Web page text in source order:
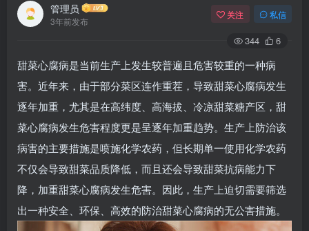
管理员
3年前发布
关注 私信
344 6
甜菜心腐病是当前生产上发生较普遍且危害较重的一种病
害。近年来，由于部分菜区连作重茬，导致甜菜心腐病发生
逐年加重，尤其是在高纬度、高海拔、冷凉甜菜糖产区，甜
菜心腐病发生危害程度更是呈逐年加重趋势。生产上防治该
病害的主要措施是喷施化学农药，但长期单一使用化学农药
不仅会导致甜菜品质降低，而且还会导致甜菜抗病能力下
降，加重甜菜心腐病发生危害。因此，生产上迫切需要筛选
出一种安全、环保、高效的防治甜菜心腐病的无公害措施。